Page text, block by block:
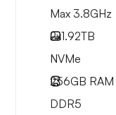
Max 3.8GHz
2x1.92TB
NVMe
256GB RAM
DDR5